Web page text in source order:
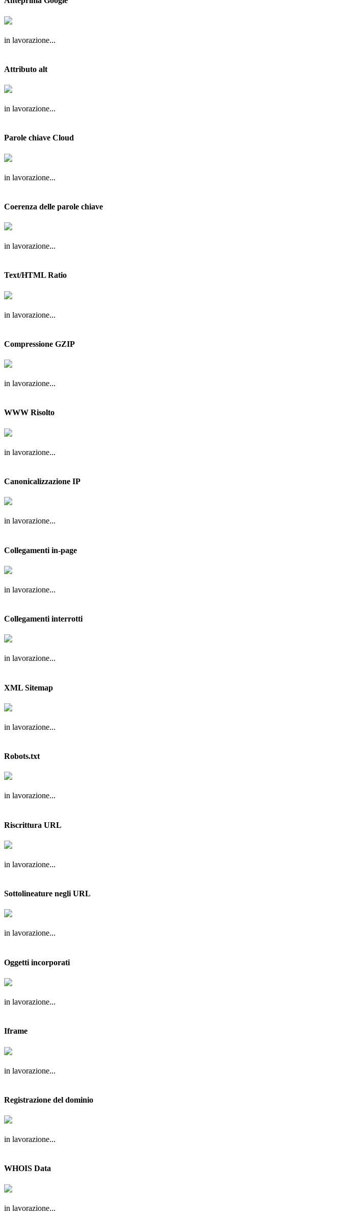
in lavorazione...
Attributo alt
in lavorazione...
Parole chiave Cloud
in lavorazione...
Coerenza delle parole chiave
in lavorazione...
Text/HTML Ratio
in lavorazione...
Compressione GZIP
in lavorazione...
WWW Risolto
in lavorazione...
Canonicalizzazione IP
in lavorazione...
Collegamenti in-page
in lavorazione...
Collegamenti interrotti
in lavorazione...
XML Sitemap
in lavorazione...
Robots.txt
in lavorazione...
Riscrittura URL
in lavorazione...
Sottolineature negli URL
in lavorazione...
Oggetti incorporati
in lavorazione...
Iframe
in lavorazione...
Registrazione del dominio
in lavorazione...
WHOIS Data
in lavorazione...